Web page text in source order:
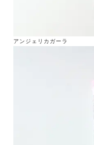
アンジェリカガーラ